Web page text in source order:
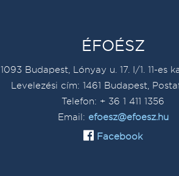
ÉFOÉSZ
1093 Budapest, Lónyay u. 17. I/1. 11-es
Levelezési cím: 1461 Budapest,
Telefon: + 36 1 411 1356
Email: efoesz@efoesz.hu
Facebook